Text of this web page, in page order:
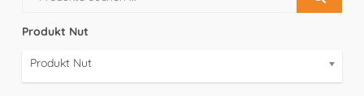
Produkt Nut
Produkt Nut